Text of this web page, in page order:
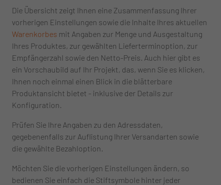
Die Übersicht zeigt Ihnen eine Zusammenfassung Ihrer
vorherigen Einstellungen sowie die Inhalte Ihres aktuellen
Warenkorbes mit Angaben zur Menge und Ausgestaltung
Ihres Produktes, zur gewählten Lieferterminoption, zur
Empfängerzahl sowie den Netto-Preis. Auch hier gibt es
ein Vorschaubild auf Ihr Projekt, das, wenn Sie es klicken,
Ihnen noch einmal einen Blick in die blätterbare
Produktansicht bietet - inklusive der Details zur
Konfiguration.
Prüfen Sie Ihre Angaben zu den Adressdaten,
gegebenenfalls zur Auflistung Ihrer Versandarten sowie
die gewählte Bezahloption.
Möchten Sie die vorherigen Einstellungen ändern, so
bedienen Sie einfach die Stiftsymbole hinter jeder